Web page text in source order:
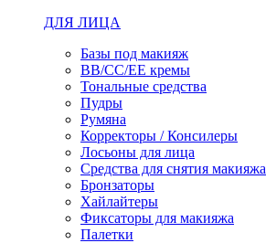
ДЛЯ ЛИЦА
Базы под макияж
BB/CC/EE кремы
Тональные средства
Пудры
Румяна
Корректоры / Консилеры
Лосьоны для лица
Средства для снятия макияжа
Бронзаторы
Хайлайтеры
Фиксаторы для макияжа
Палетки